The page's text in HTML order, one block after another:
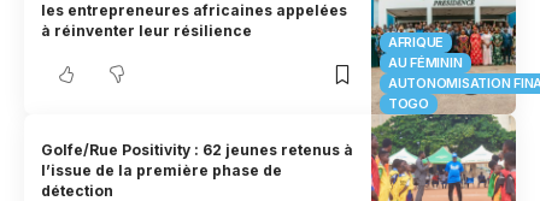
AFRIQUE
AU FÉMININ
AUTONOMISATION
TOGO
les entrepreneures africaines appelées
à réinventer leur résilience
Golfe/Rue Positivity : 62 jeunes retenus à
l’issue de la première phase de
détection